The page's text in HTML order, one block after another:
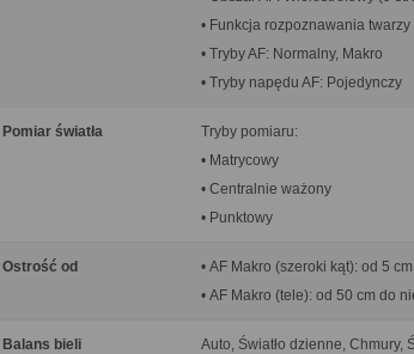
• Funkcja rozpoznawania twarzy
• Tryby AF: Normalny, Makro
• Tryby napędu AF: Pojedynczy
Pomiar światła
Tryby pomiaru:
• Matrycowy
• Centralnie ważony
• Punktowy
Ostrość od
• AF Makro (szeroki kąt): od 5
• AF Makro (tele): od 50 cm do
Balans bieli
Auto, Światło dzienne, Chmury,